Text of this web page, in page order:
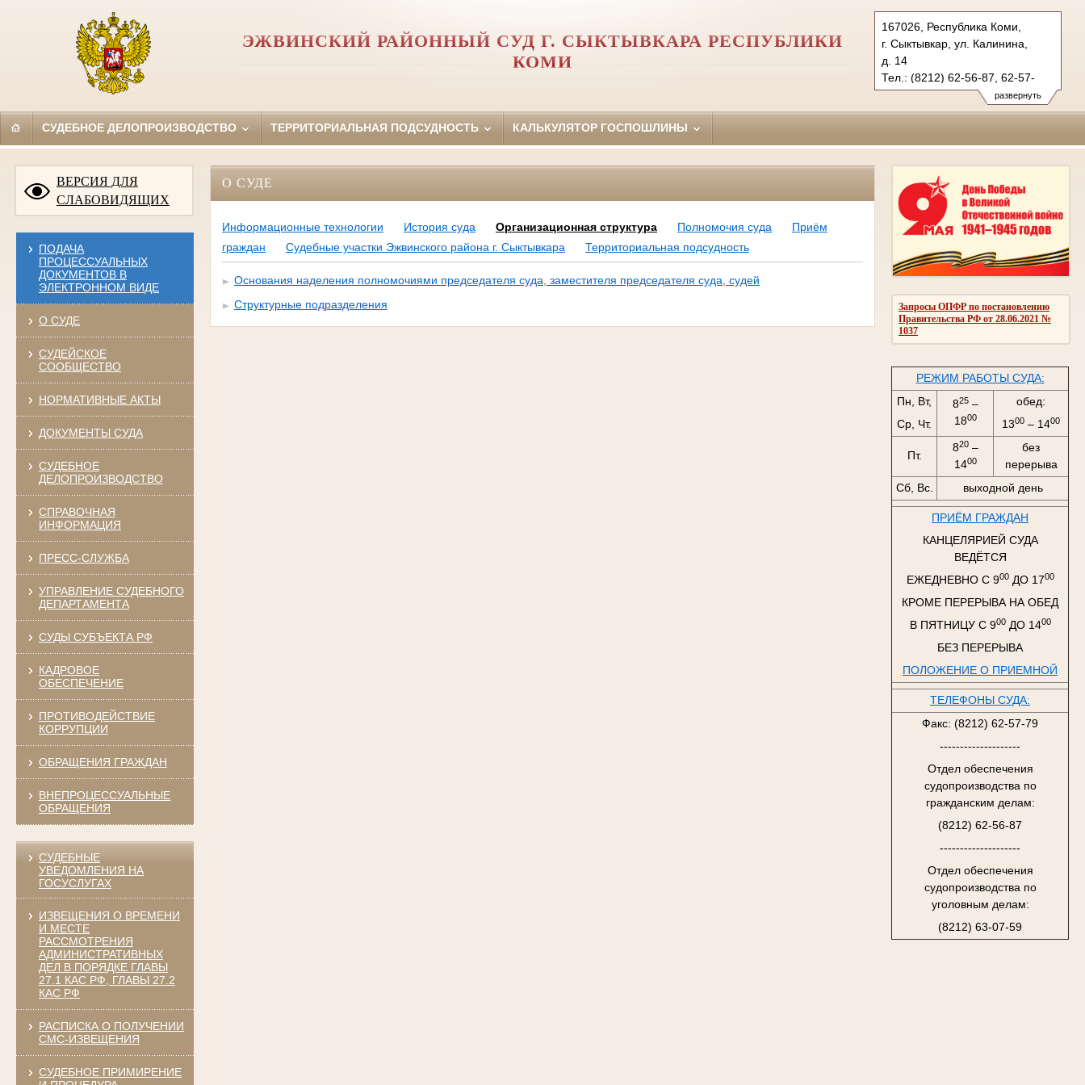
развернуть
167026, Республика Коми,
г. Сыктывкар, ул. Калинина,
д. 14
Тел.: (8212) 62-56-87, 62-57-
79 (ф.)
ejvasud.komi@sudrf.ru
показать на карте
ЭЖВИНСКИЙ РАЙОННЫЙ СУД Г. СЫКТЫВКАРА РЕСПУБЛИКИ
КОМИ
СУДЕБНОЕ ДЕЛОПРОИЗВОДСТВО ТЕРРИТОРИАЛЬНАЯ ПОДСУДНОСТЬ КАЛЬКУЛЯТОР ГОСПОШЛИНЫ
ВЕРСИЯ ДЛЯ
СЛАБОВИДЯЩИХ
ПОДАЧА
ПРОЦЕССУАЛЬНЫХ
ДОКУМЕНТОВ В
ЭЛЕКТРОННОМ ВИДЕ
О СУДЕ
СУДЕЙСКОЕ
СООБЩЕСТВО
НОРМАТИВНЫЕ АКТЫ
ДОКУМЕНТЫ СУДА
СУДЕБНОЕ
ДЕЛОПРОИЗВОДСТВО
СПРАВОЧНАЯ
ИНФОРМАЦИЯ
ПРЕСС-СЛУЖБА
УПРАВЛЕНИЕ СУДЕБНОГО
ДЕПАРТАМЕНТА
СУДЫ СУБЪЕКТА РФ
КАДРОВОЕ
ОБЕСПЕЧЕНИЕ
ПРОТИВОДЕЙСТВИЕ
КОРРУПЦИИ
ОБРАЩЕНИЯ ГРАЖДАН
ВНЕПРОЦЕССУАЛЬНЫЕ
ОБРАЩЕНИЯ
СУДЕБНЫЕ
УВЕДОМЛЕНИЯ НА
ГОСУСЛУГАХ
ИЗВЕЩЕНИЯ О ВРЕМЕНИ
И МЕСТЕ
РАССМОТРЕНИЯ
АДМИНИСТРАТИВНЫХ
ДЕЛ В ПОРЯДКЕ ГЛАВЫ
27.1 КАС РФ, ГЛАВЫ 27.2
КАС РФ
РАСПИСКА О ПОЛУЧЕНИИ
СМС-ИЗВЕЩЕНИЯ
СУДЕБНОЕ ПРИМИРЕНИЕ
Запросы ОПФР по постановлению
Правительства РФ от 28.06.2021 №
1037
РЕЖИМ РАБОТЫ СУДА:
Пн, Вт,
Ср, Чт.
825–
1800
обед:
1300 – 1400
Пт.
820–
1400
без
перерыва
Сб, Вс.
выходной день
ПРИЁМ ГРАЖДАН
КАНЦЕЛЯРИЕЙ СУДА
ВЕДЁТСЯ
ЕЖЕДНЕВНО С 900ДО 1700
КРОМЕ ПЕРЕРЫВА НА ОБЕД
В ПЯТНИЦУ С 900ДО 1400
БЕЗ ПЕРЕРЫВА
ПОЛОЖЕНИЕ О ПРИЕМНОЙ
ТЕЛЕФОНЫ СУДА:
Факс: (8212) 62-57-79
--------------------
Отдел обеспечения
судопроизводства по
гражданским делам:
(8212) 62-56-87
--------------------
Отдел обеспечения
судопроизводства по
уголовным делам:
(8212) 63-07-59
О СУДЕ
Информационные технологии История суда Организационная структура Полномочия суда
Приём
граждан
Судебные участки Эжвинского района г. Сыктывкара Территориальная подсудность
Основания наделения полномочиями председателя суда, заместителя председателя суда, судей
Структурные подразделения